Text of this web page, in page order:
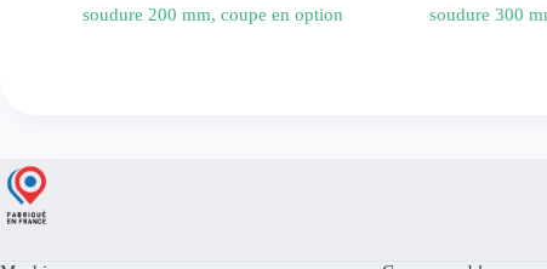
soudure 200 mm, coupe en option
soudure 300